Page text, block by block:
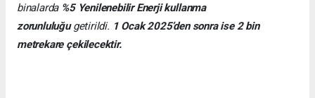
binalarda%5 Yenilenebilir Enerji kullanma
zorunluluğugetirildi. 1 Ocak 2025’den sonra ise 2 bin
metrekare çekilecektir.